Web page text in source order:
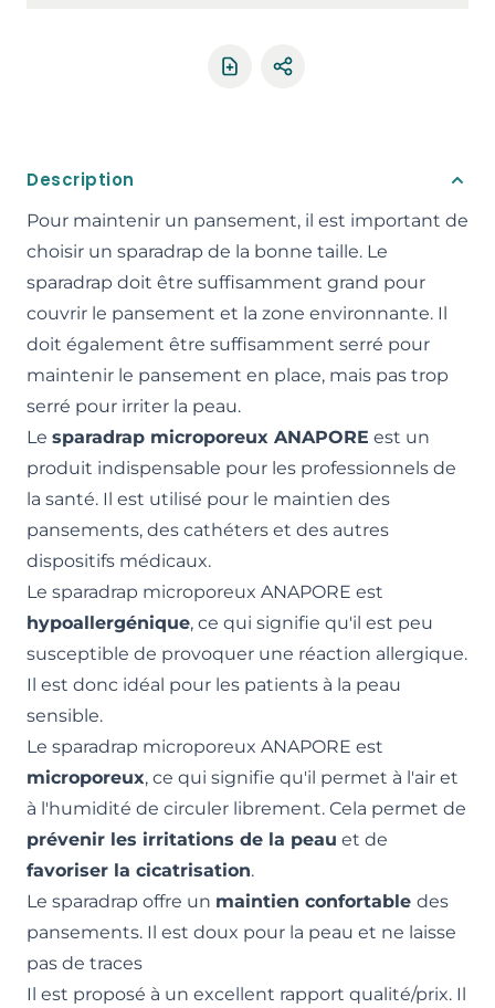
Partager le produit
Description
Pour maintenir un pansement, il est important de
choisir un sparadrap de la bonne taille. Le
sparadrap doit être suffisamment grand pour
couvrir le pansement et la zone environnante. Il
doit également être suffisamment serré pour
maintenir le pansement en place, mais pas trop
serré pour irriter la peau.
Le sparadrap microporeux ANAPORE est un
produit indispensable pour les professionnels de
la santé. Il est utilisé pour le maintien des
pansements, des cathéters et des autres
dispositifs médicaux.
Le sparadrap microporeux ANAPORE est
hypoallergénique, ce qui signifie qu'il est peu
susceptible de provoquer une réaction allergique.
Il est donc idéal pour les patients à la peau
sensible.
Le sparadrap microporeux ANAPORE est
microporeux, ce qui signifie qu'il permet à l'air et
à l'humidité de circuler librement. Cela permet de
prévenir les irritations de la peau et de
favoriser la cicatrisation.
Le sparadrap offre un maintien confortable des
pansements. Il est doux pour la peau et ne laisse
pas de traces
Il est proposé à un excellent rapport qualité/prix. Il